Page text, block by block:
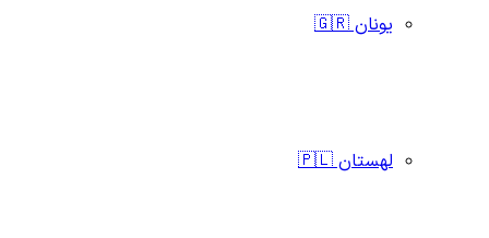
یونان 🇬🇷
لهستان 🇵🇱